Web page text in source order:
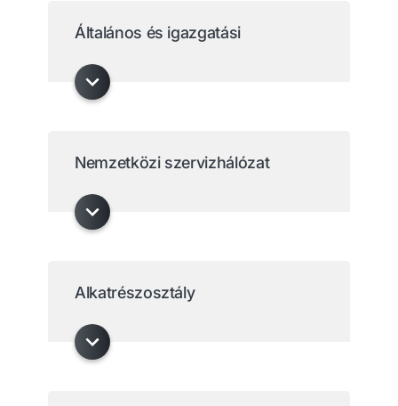
Általános és igazgatási
Nemzetközi szervizhálózat
Alkatrészosztály